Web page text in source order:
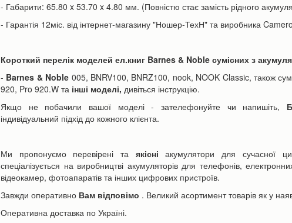
До кошика
- Габарити: 65.80 x 53.70 x 4.80 мм. (Повністю стає замість рідного
- Гарантія 12міс. від інтернет-магазину "Ношер-ТехН" та виробника
Короткий перелік моделей ел.книг Barnes & Noble сумісних з
- Barnes & Noble 005, BNRV100, BNRZ100, nook, NOOK Classic, також
920, Pro 920.W та інші моделі, дивіться інструкцію.
Якщо не побачили вашої моделі - зателефонуйте чи напишіть,
індивідуальний підхід до кожного клієнта.
Ми пропонуємо перевірені та якісні акумулятори для сучасної
спеціалізується на виробництві акумуляторів для телефонів,
відеокамер, фотоапаратів та інших цифрових пристроїв.
Завжди оперативно Вам відповімо . Великий асортимент товарів як у
Оперативна доставка по Україні.